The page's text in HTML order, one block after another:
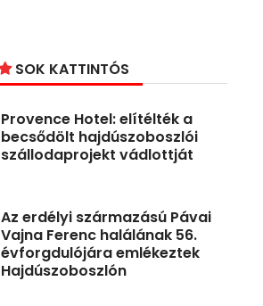
SOK KATTINTÓS
Provence Hotel: elítélték a
becsődölt hajdúszoboszlói
szállodaprojekt vádlottját
Az erdélyi származású Pávai
Vajna Ferenc halálának 56.
évforgdulójára emlékeztek
Hajdúszoboszlón